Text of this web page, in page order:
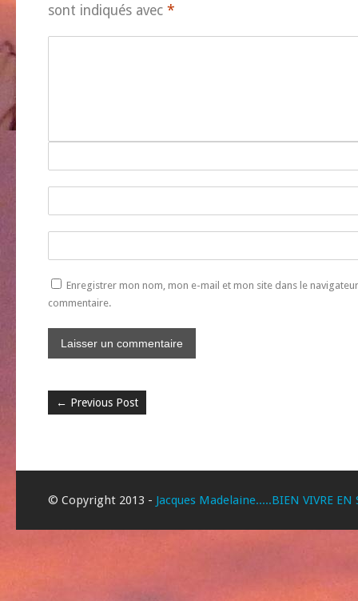
sont indiqués avec *
Enregistrer mon nom, mon e-mail et mon site dans le
commentaire.
← Previous Post
© Copyright 2013 - Jacques Madelaine.....BIEN VIVRE EN